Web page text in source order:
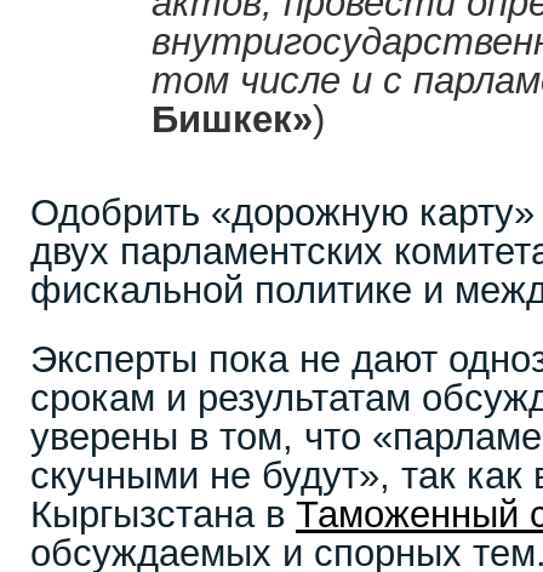
том числе и с
Бишкек»)
Одобрить «дорожную
двух парламентских
фискальной политике и
Эксперты пока не дают
срокам и результатам
уверены в том, что
скучными не будут», так как
Кыргызстана в Таможенный
обсуждаемых и спорных